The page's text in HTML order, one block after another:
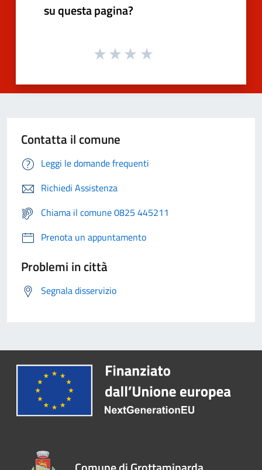
su questa pagina?
Contatta il comune
Leggi le domande frequenti
Richiedi Assistenza
Chiama il comune 0825 445211
Prenota un appuntamento
Problemi in città
Segnala disservizio